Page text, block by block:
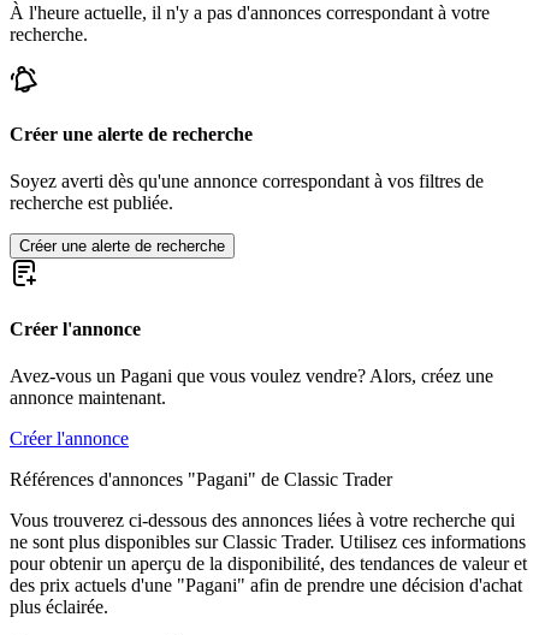
À l'heure actuelle, il n'y a pas d'annonces correspondant à votre
recherche.
Créer une alerte de recherche
Soyez averti dès qu'une annonce correspondant à vos filtres de
recherche est publiée.
Créer une alerte de recherche
Créer l'annonce
Avez-vous un Pagani que vous voulez vendre? Alors, créez une
annonce maintenant.
Créer l'annonce
Références d'annonces "Pagani" de Classic Trader
Vous trouverez ci-dessous des annonces liées à votre recherche qui
ne sont plus disponibles sur Classic Trader. Utilisez ces informations
pour obtenir un aperçu de la disponibilité, des tendances de valeur et
des prix actuels d'une "Pagani" afin de prendre une décision d'achat
plus éclairée.